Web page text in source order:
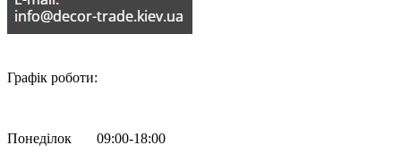
Графік роботи:
Понеділок 09:00-18:00